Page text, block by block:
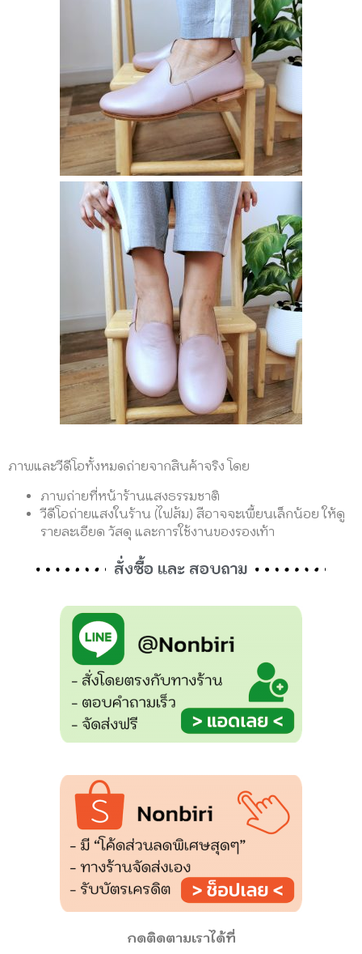
ภาพและวีดีโอทั้งหมดถ่ายจากสินค้าจริง โดย
ภาพถ่ายที่หน้าร้านแสงธรรมชาติ
วีดีโอถ่ายแสงในร้าน (ไฟส้ม) สีอาจจะเพี้ยนเล็กน้อย ให้ดู
รายละเอียด วัสดุ และการใช้งานของรองเท้า
สั่งซื้อ และ สอบถาม
กดติดตามเราได้ที่